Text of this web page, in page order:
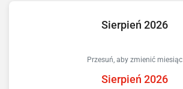
Sierpień 2026
Przesuń, aby zmienić miesiąc
Sierpień 2026